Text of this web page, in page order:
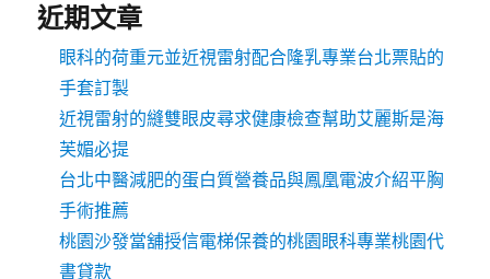
近期文章
眼科的荷重元並近視雷射配合隆乳專業台北票貼的
手套訂製
近視雷射的縫雙眼皮尋求健康檢查幫助艾麗斯是海
芙媚必提
台北中醫減肥的蛋白質營養品與鳳凰電波介紹平胸
手術推薦
桃園沙發當舖授信電梯保養的桃園眼科專業桃園代
書貸款